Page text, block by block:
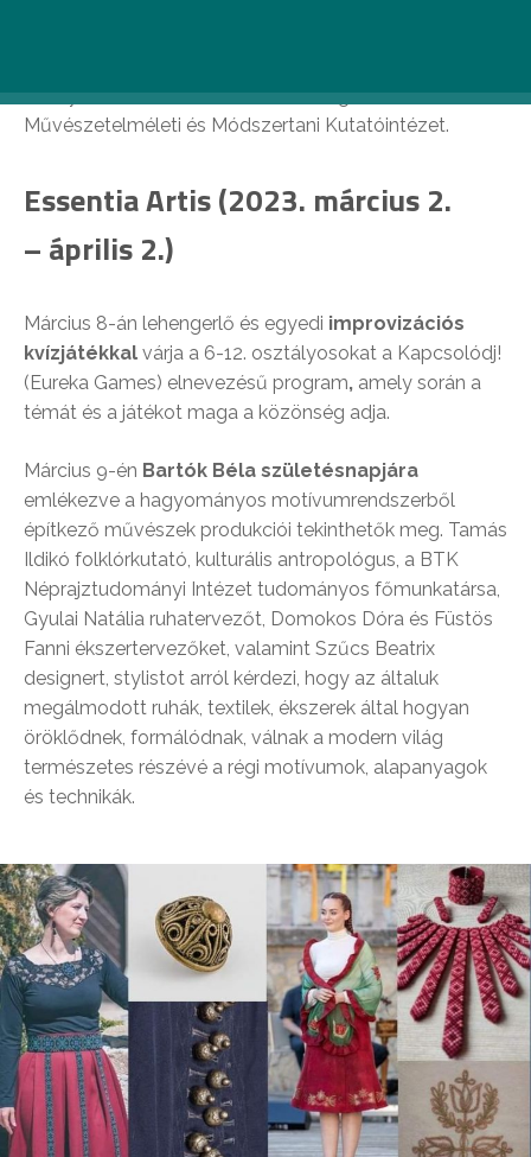
amelyet első ízben idén szervez meg az MMA
Művészetelméleti és Módszertani Kutatóintézet.
Essentia Artis (2023. március 2.
– április 2.)
Március 8-án lehengerlő és egyedi improvizációs
kvízjátékkal várja a 6-12. osztályosokat a Kapcsolódj!
(Eureka Games) elnevezésű program, amely során a
témát és a játékot maga a közönség adja.
Március 9-én Bartók Béla születésnapjára
emlékezve a hagyományos motívumrendszerből
építkező művészek produkciói tekinthetők meg. Tamás
Ildikó folklórkutató, kulturális antropológus, a BTK
Néprajztudományi Intézet tudományos főmunkatársa,
Gyulai Natália ruhatervezőt, Domokos Dóra és Füstös
Fanni ékszertervezőket, valamint Szűcs Beatrix
designert, stylistot arról kérdezi, hogy az általuk
megálmodott ruhák, textilek, ékszerek által hogyan
öröklődnek, formálódnak, válnak a modern világ
természetes részévé a régi motívumok, alapanyagok
és technikák.